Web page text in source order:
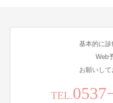
基本的に診
Web
お願いして
TEL.